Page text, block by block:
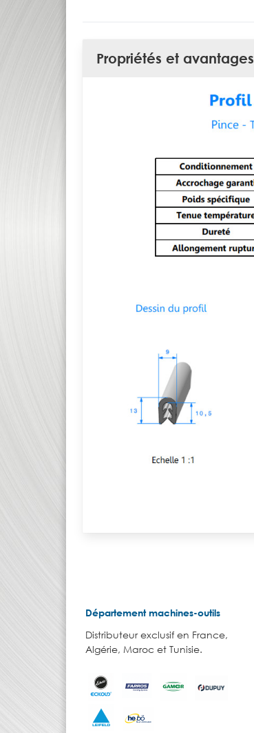
Propriétés et avantages
Département machines-outils
Distributeur exclusif en France,
Algérie, Maroc et Tunisie.